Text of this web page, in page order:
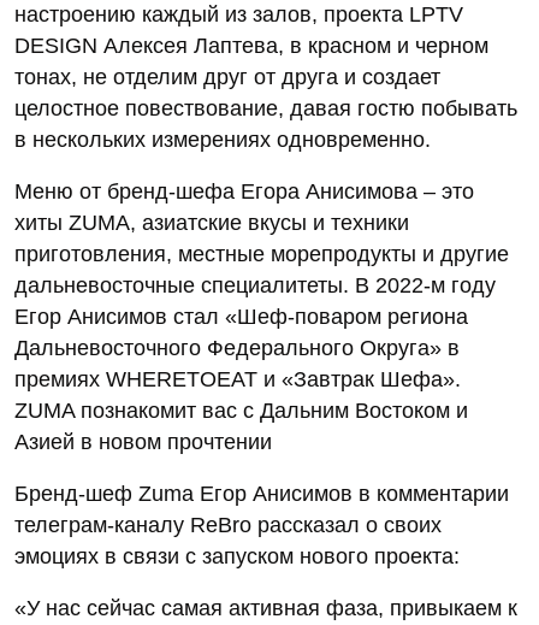
настроению каждый из залов, проекта LPTV
DESIGN Алексея Лаптева, в красном и черном
тонах, не отделим друг от друга и создает
целостное повествование, давая гостю побывать
в нескольких измерениях одновременно.
Меню от бренд-шефа Егора Анисимова – это
хиты ZUMA, азиатские вкусы и техники
приготовления, местные морепродукты и другие
дальневосточные специалитеты. В 2022-м году
Егор Анисимов стал «Шеф-поваром региона
Дальневосточного Федерального Округа» в
премиях WHERETOEAT и «Завтрак Шефа».
ZUMA познакомит вас с Дальним Востоком и
Азией в новом прочтении
Бренд-шеф Zuma Егор Анисимов в комментарии
телеграм-каналу ReBro рассказал о своих
эмоциях в связи с запуском нового проекта:
«У нас сейчас самая активная фаза, привыкаем к